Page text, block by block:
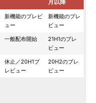
月以降
新機能のプレビ
ュー
新機能のプレ
ビュー
一般配布開始
21H1のプレ
ビュー
休止／20H1プ
レビュー
20H2のプレ
ビュー